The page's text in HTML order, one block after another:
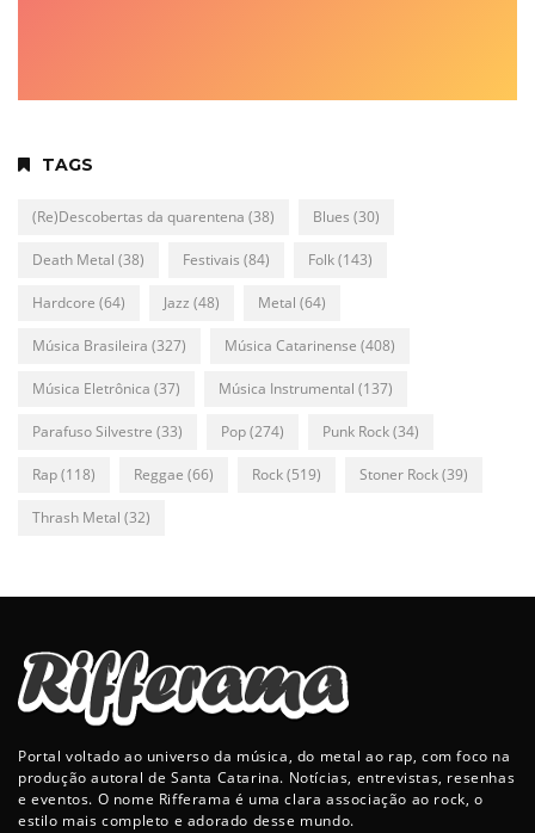
TAGS
(Re)Descobertas da quarentena (38) Blues (30)
Death Metal (38) Festivais (84) Folk(143)
Hardcore (64) Jazz (48) Metal (64)
Música Brasileira (327) Música Catarinense (408)
Música Eletrônica (37) Música Instrumental (137)
Parafuso Silvestre (33) Pop(274) Punk Rock(34)
Rap(118) Reggae (66) Rock(519) Stoner Rock(39)
Thrash Metal (32)
Portal voltado ao universo da música, do metal ao rap, com foco na
produção autoral de Santa Catarina. Notícias, entrevistas, resenhas
e eventos. O nome Rifferama é uma clara associação ao rock, o
estilo mais completo e adorado desse mundo.